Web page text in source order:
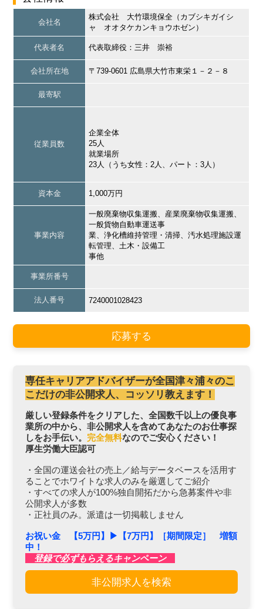
会社名
株式会社 大竹環境保全（カブシキガイシ
ャ オオタケカンキョウホゼン）
代表者名 代表取締役：三井 崇裕
会社所在地 〒739-0601 広島県大竹市東栄１－２－８
最寄駅
従業員数
企業全体
25人
就業場所
23人（うち女性：2人、パート：3人）
資本金 1,000万円
事業内容
一般廃棄物収集運搬、産業廃棄物収集運搬、
一般貨物自動車運送事
業、浄化槽維持管理・清掃、汚水処理施設運
転管理、土木・設備工
事他
事業所番号
法人番号 7240001028423
応募する
専任キャリアアドバイザーが全国津々浦々のこ
こだけの非公開求人、コッソリ教えます！
厳しい登録条件をクリアした、全国数千以上の優良事
業所の中から、非公開求人を含めてあなたのお仕事探
しをお手伝い。 完全無料なのでご安心ください！
厚生労働大臣認可
・全国の運送会社の売上／給与データベースを活用す
ることでホワイトな求人のみを厳選してご紹介
・すべての求人が100%独自開拓だから急募案件や非
公開求人が多数
・正社員のみ。派遣は一切掲載しません
お祝い金 【5万円】▶︎【7万円】［期間限定］ 増額
中！
登録で必ずもらえるキャンペーン
非公開求人を検索